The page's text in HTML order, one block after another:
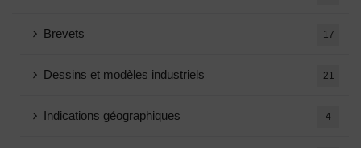
Brevets 17
Dessins et modèles industriels 21
Indications géographiques 4